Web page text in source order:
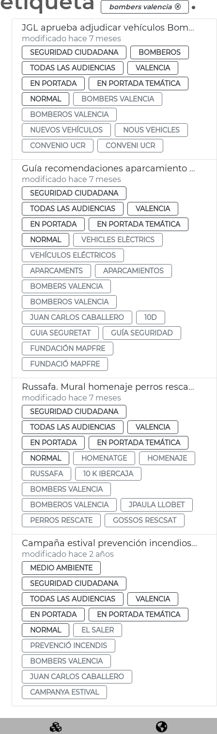
bombers valencia
JGL aprueba adjudicar vehículos Bomberos y convenio UCR
modificado hace 7 meses
SEGURIDAD CIUDADANA
BOMBEROS
TODAS LAS AUDIENCIAS
VALENCIA
EN PORTADA
EN PORTADA TEMÁTICA
NORMAL
BOMBERS VALENCIA
BOMBEROS VALENCIA
NUEVOS VEHÍCULOS
NOUS VEHICLES
CONVENIO UCR
CONVENI UCR
Guía recomendaciones aparcamiento vehículos eléctricos València
modificado hace 7 meses
SEGURIDAD CIUDADANA
TODAS LAS AUDIENCIAS
VALENCIA
EN PORTADA
EN PORTADA TEMÁTICA
NORMAL
VEHICLES ELÈCTRICS
VEHÍCULOS ELÉCTRICOS
APARCAMENTS
APARCAMIENTOS
BOMBERS VALENCIA
BOMBEROS VALENCIA
JUAN CARLOS CABALLERO
10D
GUIA SEGURETAT
GUÍA SEGURIDAD
FUNDACIÓN MAPFRE
FUNDACIÓ MAPFRE
Russafa. Mural homenaje perros rescate Bomberos València
modificado hace 7 meses
SEGURIDAD CIUDADANA
TODAS LAS AUDIENCIAS
VALENCIA
EN PORTADA
EN PORTADA TEMÁTICA
NORMAL
HOMENATGE
HOMENAJE
RUSSAFA
10 K IBERCAJA
BOMBERS VALENCIA
BOMBEROS VALENCIA
JPAULA LLOBET
PERROS RESCATE
GOSSOS RESCSAT
Campaña estival prevención incendios El Saler
modificado hace 2 años
MEDIO AMBIENTE
SEGURIDAD CIUDADANA
TODAS LAS AUDIENCIAS
VALENCIA
EN PORTADA
EN PORTADA TEMÁTICA
NORMAL
EL SALER
PREVENCIÓ INCENDIS
BOMBERS VALENCIA
JUAN CARLOS CABALLERO
CAMPANYA ESTIVAL